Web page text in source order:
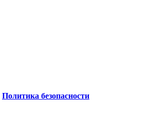
Политика безопасности